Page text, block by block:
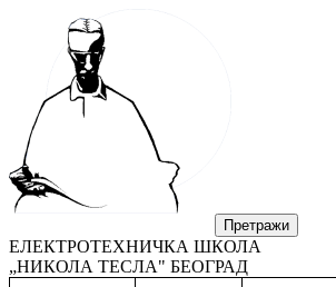
ЕЛЕКТРОТЕХНИЧКА ШКОЛА
„НИКОЛА ТЕСЛА" БЕОГРАД